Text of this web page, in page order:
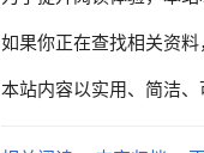
如果你正在查找相关资料
本站内容以实用、简洁、